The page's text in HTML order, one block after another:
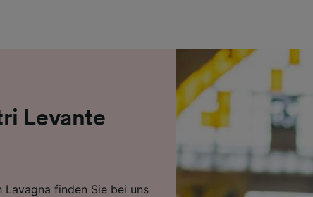
Levante
finden Sie bei uns